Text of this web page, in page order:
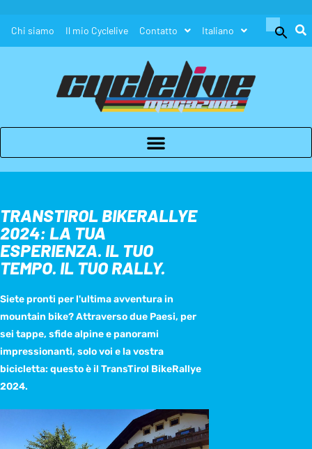
Chi siamo Il mio Cyclelive Contatto Italiano
Search
Search Button
TRANSTIROL BIKERALLYE
2024: LA TUA
ESPERIENZA. IL TUO
TEMPO. IL TUO RALLY.
Siete pronti per l'ultima avventura in
mountain bike? Attraverso due Paesi, per
sei tappe, sfide alpine e panorami
impressionanti, solo voi e la vostra
bicicletta: questo è il TransTirol BikeRallye
2024.